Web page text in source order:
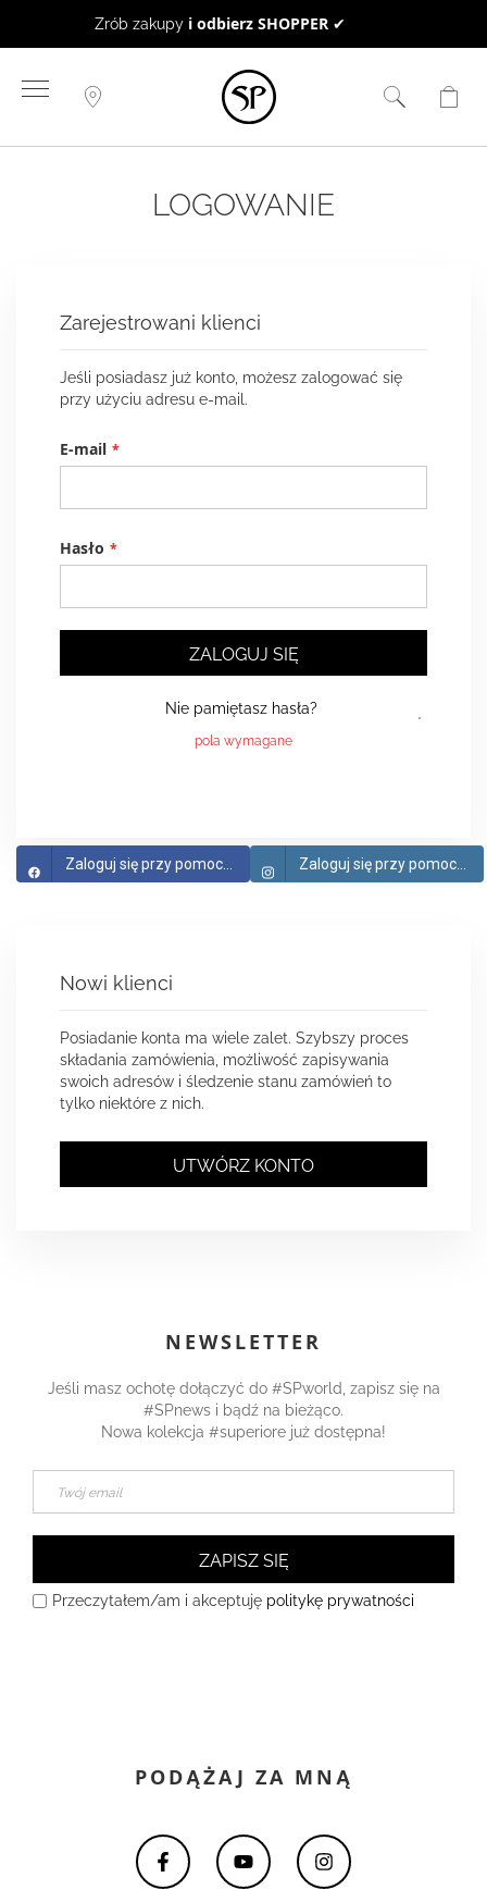
BON UPOMINKOWYto doskonały pomysł na prezent ☻
do
treści
LOGOWANIE
Zarejestrowani klienci
Jeśli posiadasz już konto, możesz zalogować się
przy użyciu adresu e-mail.
E-mail
Hasło
ZALOGUJ SIĘ
Nie pamiętasz hasła?
Zaloguj się przy pomocy Facebook Zaloguj się przy pomocy Instagram
Nowi klienci
Posiadanie konta ma wiele zalet. Szybszy proces
składania zamówienia, możliwość zapisywania
swoich adresów i śledzenie stanu zamówień to
tylko niektóre z nich.
UTWÓRZ KONTO
NEWSLETTER
Jeśli masz ochotę dołączyć do #SPworld, zapisz się na
#SPnews i bądź na bieżąco.
Nowa kolekcja #superiore już dostępna!
ZAPISZ SIĘ
Przeczytałem/am i akceptuję politykę prywatności
PODĄŻAJ ZA MNĄ